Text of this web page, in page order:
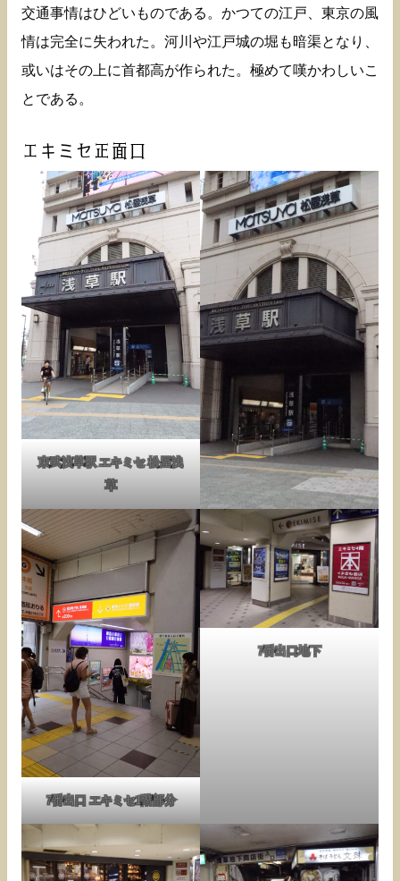
交通事情はひどいものである。かつての江戸、東京の風
情は完全に失われた。河川や江戸城の堀も暗渠となり、
或いはその上に首都高が作られた。極めて嘆かわしいこ
とである。
エキミセ正面口
東武浅草駅 エキミセ 松屋浅
草
7番出口 エキミセ1階部分
7番出口地下